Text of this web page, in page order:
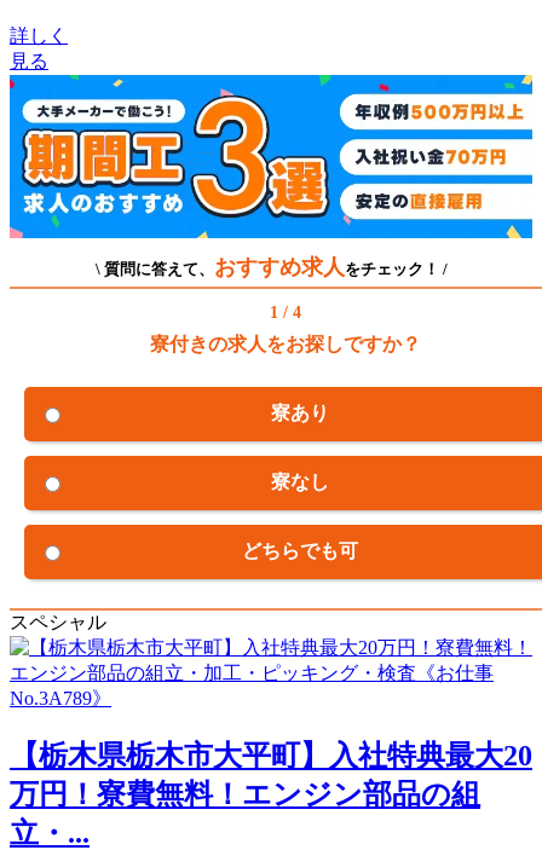
詳しく
見る
\ 質問に答えて、 おすすめ求人 をチェック！ /
1 / 4
寮付きの求人をお探しですか？
寮あり
寮なし
どちらでも可
スペシャル
【栃木県栃木市大平町】入社特典最大20
万円！寮費無料！エンジン部品の組
立・...